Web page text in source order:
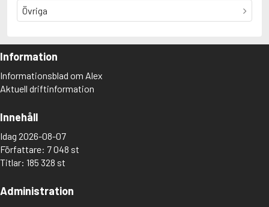
Övriga
Information
Informationsblad om Alex
Aktuell driftinformation
Innehåll
Idag 2026-08-07
Författare: 7 048 st
Titlar: 185 328 st
Administration